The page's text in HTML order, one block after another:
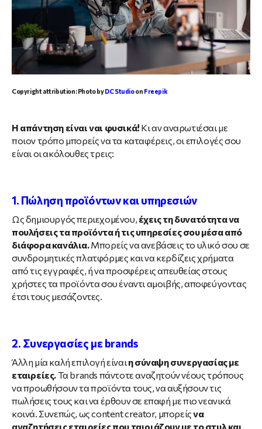
Copyright attribution: Photo byDC Studioon Freepik
Η απάντηση είναι ναι φυσικά! Κι αν αναρωτιέσαι με
ποιον τρόπο μπορείς να τα καταφέρεις, οι επιλογές σου
είναι οι ακόλουθες τρεις:
1. Πώληση προϊόντων και υπηρεσιών
Ως δημιουργός περιεχομένου, έχεις τη δυνατότητα να
πουλήσεις τα προϊόντα ή τις υπηρεσίες σου μέσα από
διάφορα κανάλια.Μπορείς να ανεβάσεις το υλικό σου σε
συνδρομητικές πλατφόρμες και να κερδίζεις χρήματα
από τις εγγραφές, ή να προσφέρεις απευθείας στους
χρήστες τα προϊόντα σου έναντι αμοιβής, αποφεύγοντας
έτσι τους μεσάζοντες.
2. Συνεργασίες με brands
Άλλη μία καλή επιλογή είναιη σύναψη συνεργασίας με
εταιρείες.Τα brands πάντοτε αναζητούν νέους τρόπους
να προωθήσουν τα προϊόντα τους, να αυξήσουν τις
πωλήσεις τους και να έρθουν σε επαφή με πιο νεανικά
κοινά. Συνεπώς, ως content creator, μπορείςνα
αναζητήσεις εταιρείες που ταιριάζουν με το στυλ και